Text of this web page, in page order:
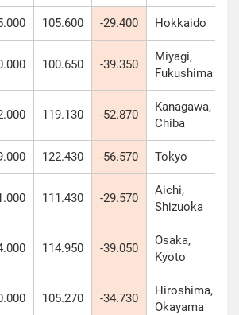
105.600 -29.400 Hokkaido
100.650 -39.350
Miyagi,
Fukushima
119.130 -52.870
Kanagawa,
Chiba
122.430 -56.570 Tokyo
111.430 -29.570
Aichi,
Shizuoka
114.950 -39.050
Osaka,
Kyoto
105.270 -34.730
Hiroshima,
Okayama